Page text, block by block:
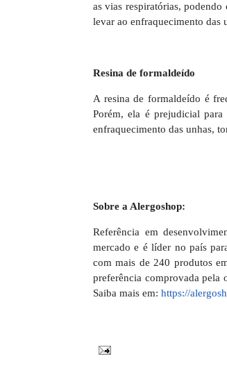
as vias respiratórias,
levar ao enfraquecimento das
Resina de formaldeído
A resina de formaldeído é
Porém, ela é prejudicial para
enfraquecimento das unhas,
Sobre a Alergoshop:
Referência em
mercado e é líder no país
com mais de 240 produtos
preferência comprovada pela
Saiba mais em: https://